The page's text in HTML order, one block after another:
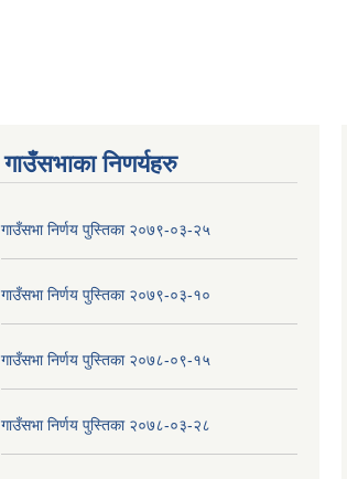
गाउँसभाका निणर्यहरु
गाउँसभा निर्णय पुस्तिका २०७९-०३-२५
गाउँसभा निर्णय पुस्तिका २०७९-०३-१०
गाउँसभा निर्णय पुस्तिका २०७८-०९-१५
गाउँसभा निर्णय पुस्तिका २०७८-०३-२८